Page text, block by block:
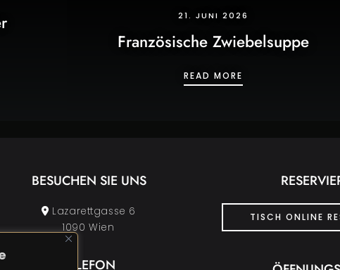
INNVIERTLER GRAMMELKNÖDEL
21. JUNI 2026
Französische Zwiebelsuppe
READ MORE
BESUCHEN SIE UNS
Lazarettgasse 6
1090 Wien
TELEFON
TISCH ONLINE